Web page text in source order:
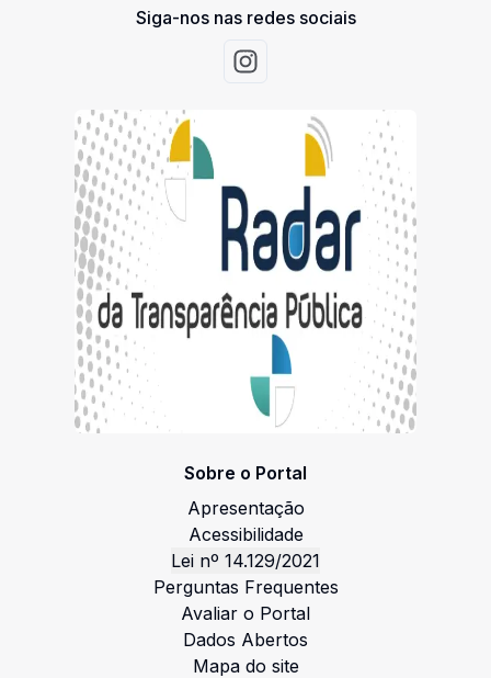
AQUISIÇÃO MATERIAL DE LIMPEZA E
SETORIAIS DAS SECRETARIAS MUNICIPAIS DO
MUNICÍPIO DE PASSO DE CAMARAGIBE/AL
Siga-nos nas redes sociais
Acessar Instagram
Sobre o Portal
Apresentação
Acessibilidade
Lei nº 14.129/2021
Perguntas Frequentes
Avaliar o Portal
Dados Abertos
Mapa do site